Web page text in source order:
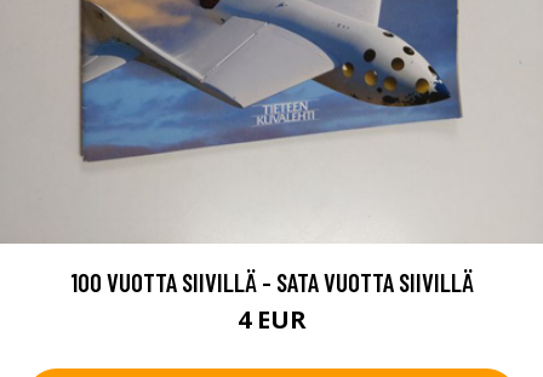
100 VUOTTA SIIVILLÄ - SATA VUOTTA SIIVILLÄ
4 EUR